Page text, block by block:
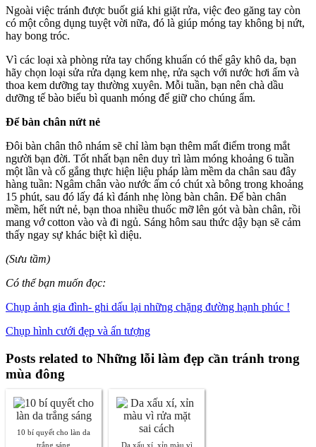
Ngoài việc tránh được buốt giá khi giặt rửa, việc đeo găng tay còn
có một công dụng tuyệt vời nữa, đó là giúp móng tay không bị nứt,
hay bong tróc.
Vì các loại xà phòng rửa tay chống khuẩn có thể gây khô da, bạn
hãy chọn loại sửa rửa dạng kem nhẹ, rửa sạch với nước hơi ấm và
thoa kem dưỡng tay thường xuyên. Mỗi tuần, bạn nên chà dầu
dưỡng tế bào biểu bì quanh móng để giữ cho chúng ẩm.
Để bàn chân nứt nẻ
Đôi bàn chân thô nhám sẽ chỉ làm bạn thêm mất điểm trong mắt
người bạn đời. Tốt nhất bạn nên duy trì làm móng khoảng 6 tuần
một lần và cố gắng thực hiện liệu pháp làm mềm da chân sau đây
hàng tuần: Ngâm chân vào nước ấm có chút xà bông trong khoảng
15 phút, sau đó lấy đá kì đánh nhẹ lòng bàn chân. Để bàn chân
mềm, hết nứt nẻ, bạn thoa nhiều thuốc mỡ lên gót và bàn chân, rồi
mang vớ cotton vào và đi ngủ. Sáng hôm sau thức dậy bạn sẽ cảm
thấy ngay sự khác biệt kì diệu.
(Sưu tầm)
Có thể bạn muốn đọc:
Chụp ảnh gia đình- ghi dấu lại những chặng đường hạnh phúc !
Chụp hình cưới đẹp và ấn tượng
Posts related to Những lỗi làm đẹp cần tránh trong
mùa đông
10 bí quyết cho làn da
trắng sáng
Da xấu xí, xỉn màu vì